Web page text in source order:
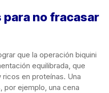
no fracasar
que la operación biquini
equilibrada, que
en proteínas. Una
por ejemplo, una cena